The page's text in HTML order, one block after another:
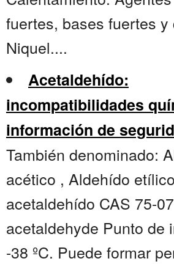
fuertes, bases fuertes y
Niquel....
Acetaldehído:
incompatibilidades
información de
También denominado:
acético , Aldehído
acetaldehído CAS 75-
acetaldehyde Punto de
-38 ºC. Puede formar